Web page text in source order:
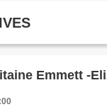
Emmett -